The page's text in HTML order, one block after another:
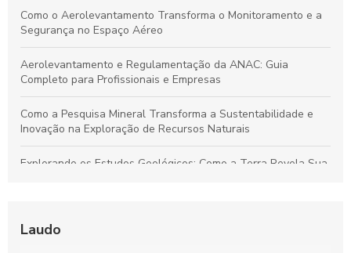
Como o Aerolevantamento Transforma o Monitoramento e a
Segurança no Espaço Aéreo
Aerolevantamento e Regulamentação da ANAC: Guia
Completo para Profissionais e Empresas
Como a Pesquisa Mineral Transforma a Sustentabilidade e
Inovação na Exploração de Recursos Naturais
Explorando os Estudos Geológicos: Como a Terra Revela Sua
revoluciona a coleta de dados em múltiplos setores
Laudo